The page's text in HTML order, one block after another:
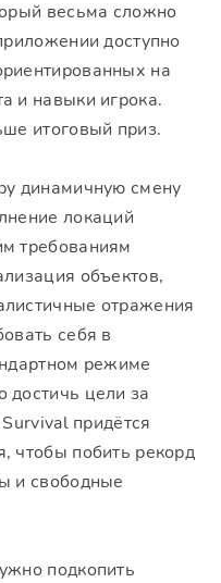
весьма сложно
доступно
на
и навыки игрока.
итоговый приз.
динамичную смену
локаций
требованиям
объектов,
отражения
себя в
режиме
достичь цели за
придётся
чтобы побить рекорд
и свободные
подкопить